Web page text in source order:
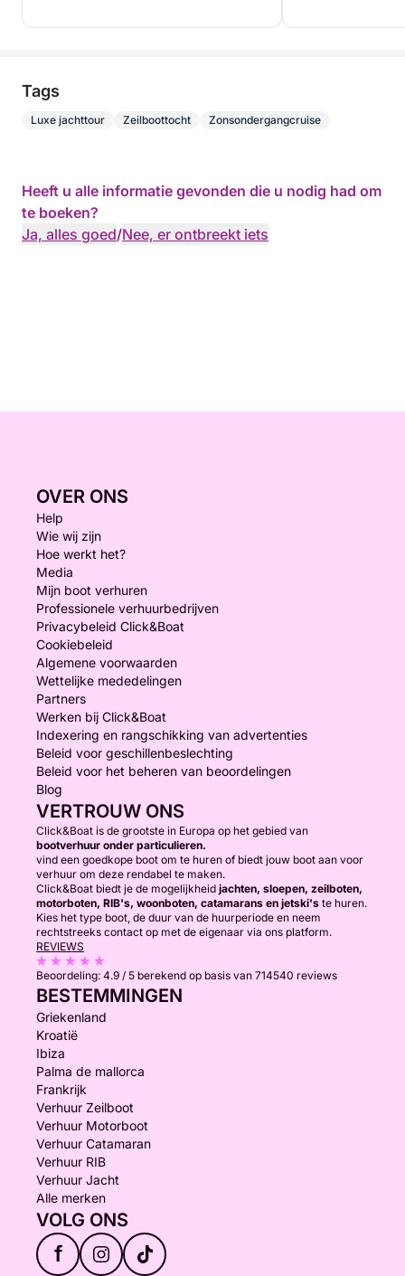
Tags
Luxe jachttour Zeilboottocht Zonsondergangcruise
Heeft u alle informatie gevonden die u nodig had om
te boeken?
Ja, alles goed/Nee, er ontbreekt iets
OVER ONS
Help
Wie wij zijn
Hoe werkt het?
Media
Mijn boot verhuren
Professionele verhuurbedrijven
Privacybeleid Click&Boat
Cookiebeleid
Algemene voorwaarden
Wettelijke mededelingen
Partners
Werken bij Click&Boat
Indexering en rangschikking van advertenties
Beleid voor geschillenbeslechting
Beleid voor het beheren van beoordelingen
Blog
VERTROUW ONS
Click&Boat is de grootste in Europa op het gebied van
bootverhuur onder particulieren.
vind een goedkope boot om te huren of biedt jouw boot aan voor
verhuur om deze rendabel te maken.
Click&Boat biedt je de mogelijkheid jachten, sloepen, zeilboten,
motorboten, RIB's, woonboten, catamarans en jetski's te huren.
Kies het type boot, de duur van de huurperiode en neem
rechtstreeks contact op met de eigenaar via ons platform.
REVIEWS
Beoordeling: 4.9 / 5 berekend op basis van 714540 reviews
BESTEMMINGEN
Griekenland
Kroatië
Ibiza
Palma de mallorca
Frankrijk
Verhuur Zeilboot
Verhuur Motorboot
Verhuur Catamaran
Verhuur RIB
Verhuur Jacht
Alle merken
VOLG ONS
f